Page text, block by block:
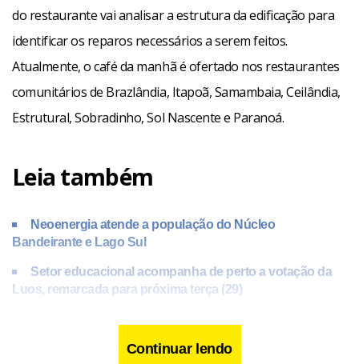
do restaurante vai analisar a estrutura da edificação para
identificar os reparos necessários a serem feitos.
Atualmente, o café da manhã é ofertado nos restaurantes
comunitários de Brazlândia, Itapoã, Samambaia, Ceilândia,
Estrutural, Sobradinho, Sol Nascente e Paranoá.
Leia também
Neoenergia atende a população do Núcleo
Bandeirante e Lago Sul
Setor educacional acompanha de perto a votação da
Luos, remarcada para próxima terça (29)
Continuar lendo